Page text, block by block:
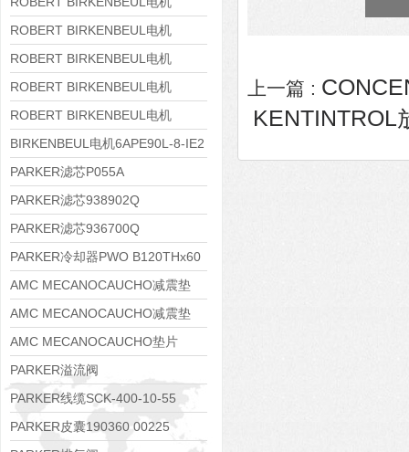
8APE160L-4-IE3
ROBERT BIRKENBEUL电机
8APE112M-6K-IE3
ROBERT BIRKENBEUL电机
8APE100L-2 IE3
ROBERT BIRKENBEUL电机
8APE90S-4 IE3
ROBERT BIRKENBEUL电机
8APE80M-2K-IE3
BIRKENBEUL电机6APE90L-8-IE2
PARKER滤芯P055A
PARKER滤芯938902Q
PARKER滤芯936700Q
PARKER冷却器PWO B120THx60
AMC MECANOCAUCHO减震垫
138552
AMC MECANOCAUCHO减震垫
138551
AMC MECANOCAUCHO垫片
608074
PARKER溢流阀
RE06M35W2N1KWXG087
PARKER线缆SCK-400-10-55
PARKER皮囊190360 00225
上一篇 :
KENTINTROL